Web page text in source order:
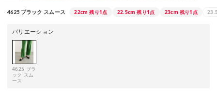
4625 ブラック スムース 22cm 残り1点 22.5cm 残り1点 23cm 残り1点
バリエーション
4625 ブラ
ック スム
ース